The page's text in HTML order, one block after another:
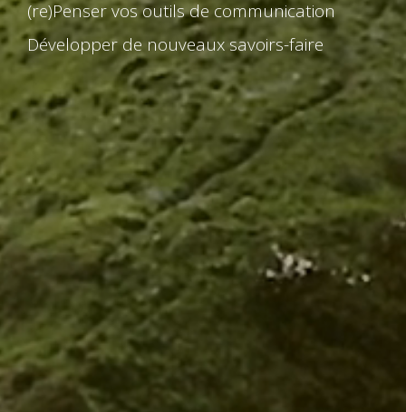
Développerdenouveauxsavoirs-faire